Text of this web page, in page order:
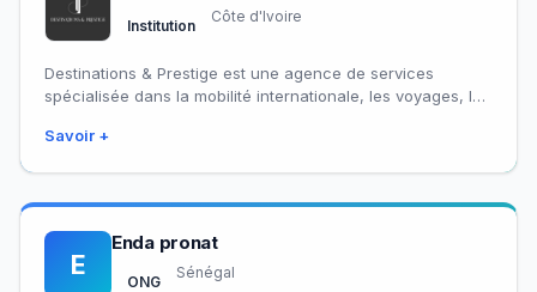
Institution
Côte d'Ivoire
Destinations & Prestige est une agence de services
spécialisée dans la mobilité internationale, les voyages, les
Savoir +
E
Enda pronat
ONG
Sénégal